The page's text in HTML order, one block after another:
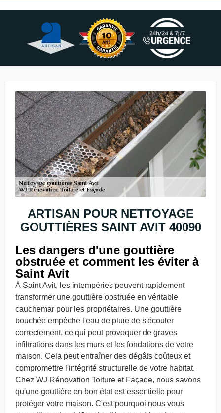
ARTISAN POUR NETTOYAGE
GOUTTIÈRES SAINT AVIT 40090
Les dangers d'une gouttière
obstruée et comment les éviter à
Saint Avit
À Saint Avit, les intempéries peuvent rapidement
transformer une gouttière obstruée en véritable
cauchemar pour les propriétaires. Une gouttière
bouchée empêche l'eau de pluie de s'écouler
correctement, ce qui peut provoquer de graves
infiltrations dans les murs et les fondations de votre
maison. Cela peut entraîner des dégâts coûteux et
compromettre l'intégrité structurelle de votre habitat.
Chez WJ Rénovation Toiture et Façade, nous savons
qu'une gouttière en bon état est essentielle pour
protéger votre maison. C'est pourquoi nous vous